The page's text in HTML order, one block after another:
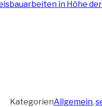
KategorienAllgemein,